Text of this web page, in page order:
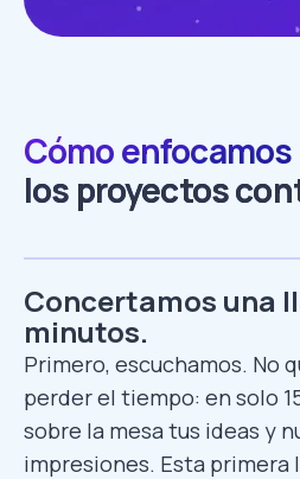
Cómo enfocamos
los proyectos
Concertamos una
minutos.
Primero, escuchamos. No
perder el tiempo: en solo
sobre la mesa tus ideas y
impresiones. Esta primera